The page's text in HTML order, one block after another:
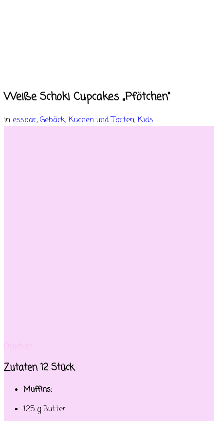
Weiße Schoki Cupcakes „Pfötchen“
in essbar, Gebäck, Kuchen und Torten, Kids
Drucken
Zutaten 12 Stück
Muffins:
125 g Butter